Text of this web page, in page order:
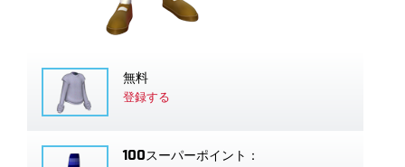
無料
登録する
100スーパーポイント：